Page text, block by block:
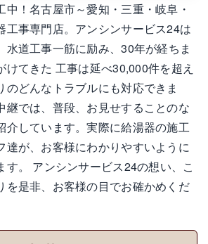
中！名古屋市～愛知・三重・岐阜・
工事専門店。アンシンサービス24は
水道工事一筋に励み、30年が経ちま
けてきた 工事は延べ30,000件を超え
のどんなトラブルにも対応できま
継では、普段、お見せすることのな
介しています。実際に給湯器の施工
達が、お客様にわかりやすいように
す。 アンシンサービス24の想い、こ
を是非、お客様の目でお確かめくだ